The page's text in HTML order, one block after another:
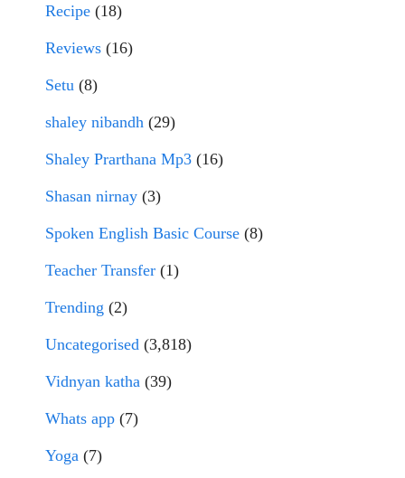
Recipe (18)
Reviews (16)
Setu (8)
shaley nibandh (29)
Shaley Prarthana Mp3 (16)
Shasan nirnay (3)
Spoken English Basic Course (8)
Teacher Transfer (1)
Trending (2)
Uncategorised (3,818)
Vidnyan katha (39)
Whats app (7)
Yoga (7)